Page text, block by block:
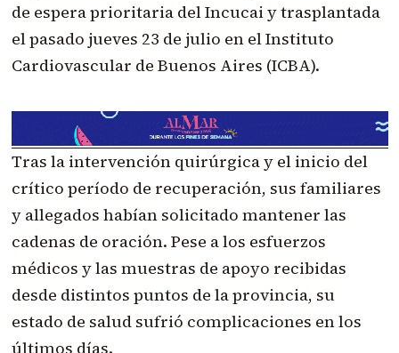
de espera prioritaria del Incucai y trasplantada
el pasado jueves 23 de julio en el Instituto
Cardiovascular de Buenos Aires (ICBA).
Tras la intervención quirúrgica y el inicio del
crítico período de recuperación, sus familiares
y allegados habían solicitado mantener las
cadenas de oración. Pese a los esfuerzos
médicos y las muestras de apoyo recibidas
desde distintos puntos de la provincia, su
estado de salud sufrió complicaciones en los
últimos días.